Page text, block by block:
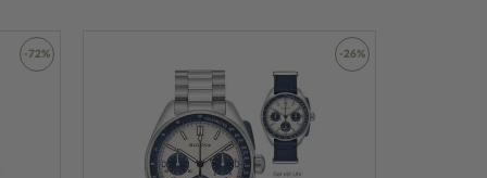
Silber
-72% -26%